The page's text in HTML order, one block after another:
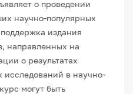
о проведении
научно-популярных
издания
направленных на
о результатах
в научно-
могут быть